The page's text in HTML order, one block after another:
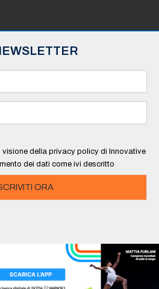
visione della privacy policy di Innovative
dei dati come ivi descritto
ORA